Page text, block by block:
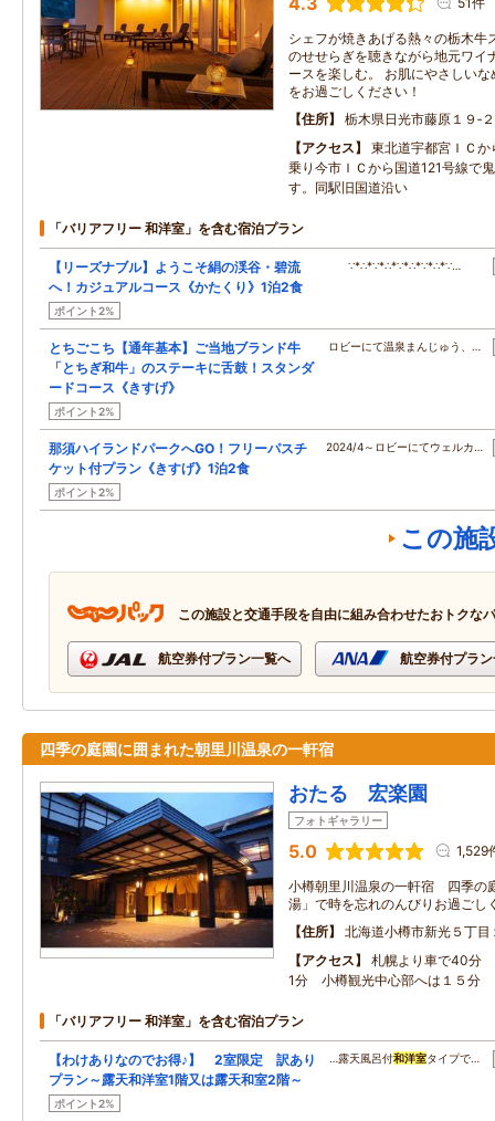
シェフが焼きあげる熱々の栃木牛
のせせらぎを聴きながら地元ワイ
ースを楽しむ。 お肌にやさしい
をお過ごしください！
住所
栃木県日光市藤原１９‐
アクセス
東北道宇都宮ＩＣ
乗り今市ＩＣから国道121号線で
す。同駅旧国道沿い
「バリアフリー 和洋室」を含む宿泊プラン
【リーズナブル】ようこそ絹の渓谷・碧流
へ！カジュアルコース《かたくり》1泊2食
ポイント2%
∵*∴*∵*∴*∵*∴*∵*∴*∵…
とちごこち【通年基本】ご当地ブランド牛
「とちぎ和牛」のステーキに舌鼓！スタンダ
ードコース《きすげ》
ポイント2%
ロビーにて温泉まんじゅう、…
那須ハイランドパークへGO！フリーパスチ
ケット付プラン《きすげ》1泊2食
ポイント2%
2024/4～ロビーにてウェルカ…
この施
この施設と交通手段を自由に組み合わせたおトクな
航空券付プラン一覧へ 航空券付プラ
四季の庭園に囲まれた朝里川温泉の一軒宿
おたる 宏楽園
フォトギャラリー
5.0 1,529
小樽朝里川温泉の一軒宿 四季の
湯」で時を忘れのんびりお過ごし
住所
北海道小樽市新光５丁目
アクセス
札幌より車で40分
1分 小樽観光中心部へは１５分
「バリアフリー 和洋室」を含む宿泊プラン
【わけありなのでお得♪】 2室限定 訳あり
プラン～露天和洋室1階又は露天和室2階～
ポイント2%
…露天風呂付和洋室タイプで…